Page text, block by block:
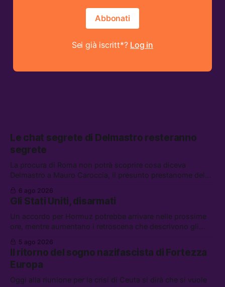
Abbonati
Sei già iscritt*? Log in
Le chat segrete di Delmastro resteranno
segrete
La procura di Roma non potrà scoprire cosa diceva
Delmastro a Mauro Caroccia, il presunto prestanome del
attacchi in Libano, il governo chiederà 36 miliardi di
flessibilità in armi e energia, e Grokipedia è già stata
abbandonata
6 ago 2026
Gli Stati Uniti, disarmati
Un accordo per Hormuz potrebbe arrivare nelle prossime
ore, mentre aumentano i retroscena che descrivono gli
chi aspetta i dispersi di Ceuta, il boom dei carburanti
diluiti, e quanti attivisti anti data center sono stati arrestati
5 ago 2026
Il ritorno del sogno nazifascista di Fortezza
Europa
Oggi alla riunione per la crisi di Ceuta si dirà che si vuole